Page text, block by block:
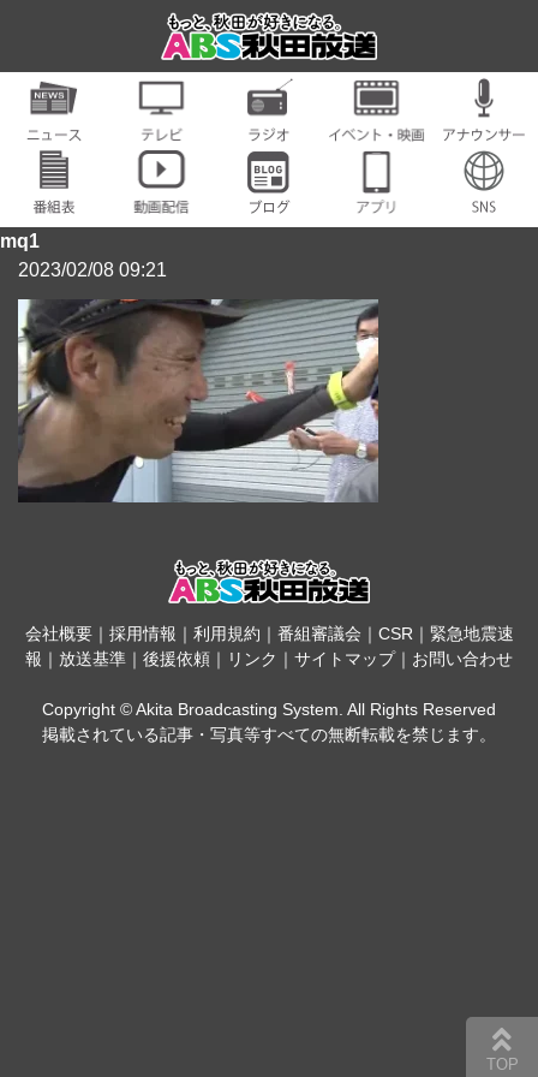
mq1
2023/02/08 09:21
会社概要｜ 採用情報 ｜ 利用規約 ｜ 番組審議会 ｜ CSR｜ 緊急地震速
報 ｜ 放送基準 ｜ 後援依頼 ｜ リンク ｜ サイトマップ｜ お問い合わせ
Copyright © Akita Broadcasting System. All Rights Reserved
掲載されている記事・写真等すべての無断転載を禁じます。